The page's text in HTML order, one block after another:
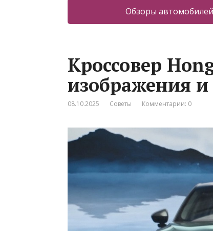
Обзоры автомобилей
Кроссовер
изображения
08.10.2025 Советы Комментарии: 0